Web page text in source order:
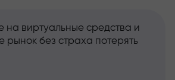
на виртуальные средства и
рынок без страха потерять